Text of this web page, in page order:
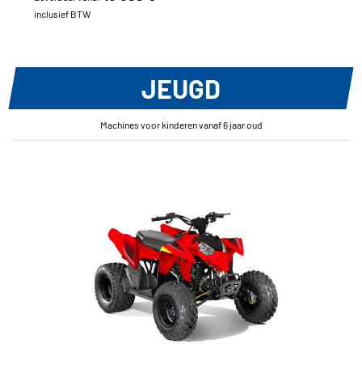
inclusief BTW
JEUGD
Machines voor kinderen vanaf 6 jaar oud